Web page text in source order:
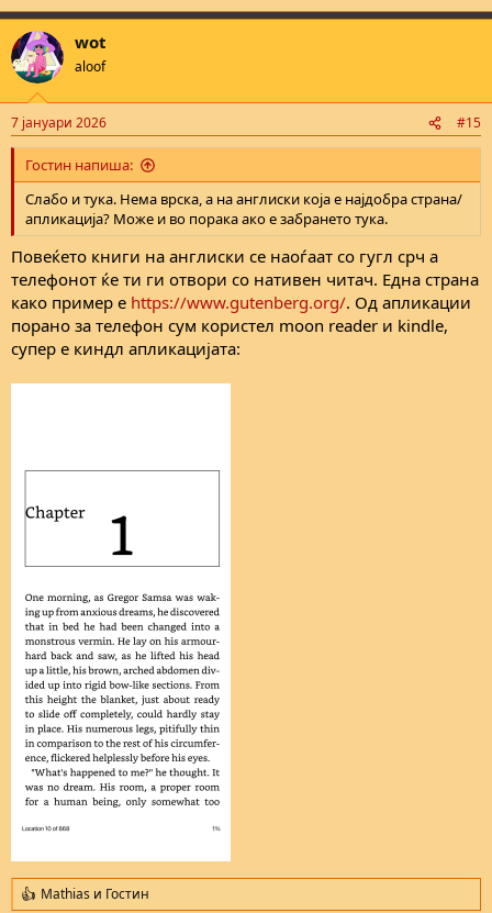
wot
aloof
7 јануари 2026 #15
Гостин напиша:
Слабо и тука. Нема врска, а на англиски која е најдобра страна/
апликација? Може и во порака ако е забрането тука.
Повеќето книги на англиски се наоѓаат со гугл срч а
телефонот ќе ти ги отвори со нативен читач. Една страна
како пример е https://www.gutenberg.org/. Од апликации
порано за телефон сум користел moon reader и kindle,
супер е киндл апликацијата:
R
Mathias и Гостин